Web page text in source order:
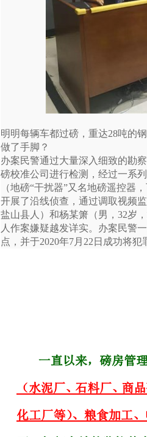
明明每辆车都过磅，重达28吨的
做了手脚？
办案民警通过大量深入细致的勘
磅校准公司进行检测，经过一系
（地磅“干扰器”又名地磅遥控器
开展了沿线侦查，通过调取视频
盐山县人）和杨某箫（男，32岁
人作案嫌疑越发详实。办案民警
点，并于2020年7月22日成功将犯